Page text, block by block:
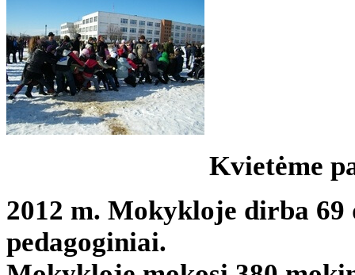
Kvietėme
2012 m. Mokykloje dirba
pedagoginiai.